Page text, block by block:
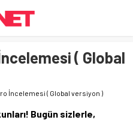
( Global
İncelemesi ( Global versiyon )
Bugün sizlerle,